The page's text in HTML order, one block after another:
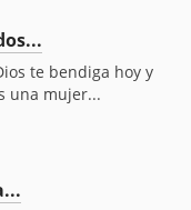
te bendiga hoy y
una mujer...